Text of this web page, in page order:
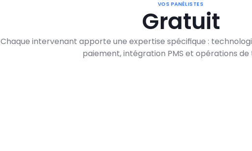
VOS PANÉLISTES
Gratuit
Chaque intervenant apporte une expertise spécifique :
paiement, intégration PMS et opérations de